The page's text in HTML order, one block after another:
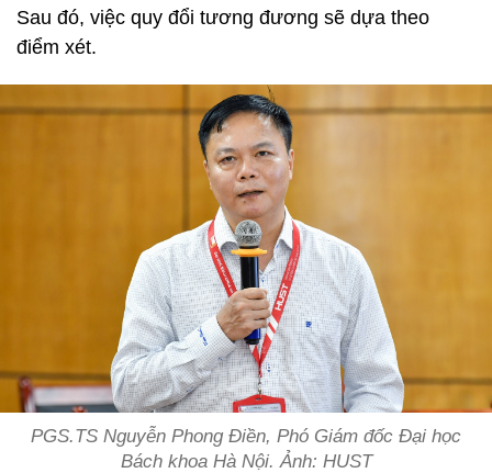
Sau đó, việc quy đổi tương đương sẽ dựa theo
điểm xét.
PGS.TS Nguyễn Phong Điền, Phó Giám đốc Đại học
Bách khoa Hà Nội. Ảnh: HUST